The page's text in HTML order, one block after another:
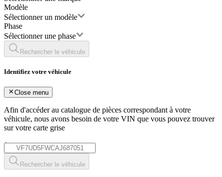
Modèle
Sélectionner un modèle
Phase
Sélectionner une phase
Rechercher le véhicule
Identifiez votre véhicule
Close menu
Afin d'accéder au catalogue de pièces correspondant à votre
véhicule, nous avons besoin de votre VIN que vous pouvez trouver
sur votre carte grise
*
Rechercher le véhicule